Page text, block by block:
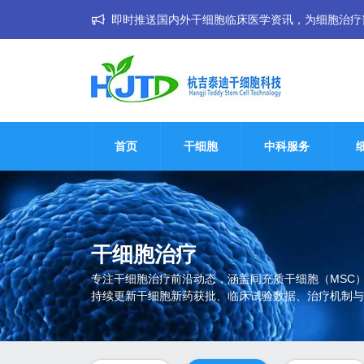
即时推送国内外干细胞临床医学资讯，为细胞治
首页 干细胞 中科服务
干细胞治疗
专注干细胞治疗前沿动态，涵盖间充质干细胞（MSC
持续更新干细胞新药获批、临床试验数据、治疗机制